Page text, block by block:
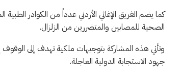
كما يضم الفريق الإغاثي الأردني عدداً من الكوادر
الصحية للمصابين والمتضررين من الزلزال.
وتأتي هذه المشاركة بتوجيهات ملكية تهدف إلى
جهود الاستجابة الدولية العاجلة.